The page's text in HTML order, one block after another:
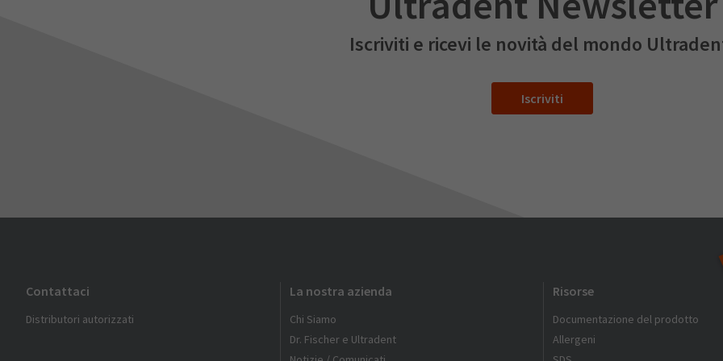
Iscriviti e ricevi le novità del mondo
Iscriviti
Contattaci
Distributori autorizzati
La nostra azienda
Chi Siamo
Dr. Fischer e Ultradent
Risorse
Documentazione del prodotto
Allergeni